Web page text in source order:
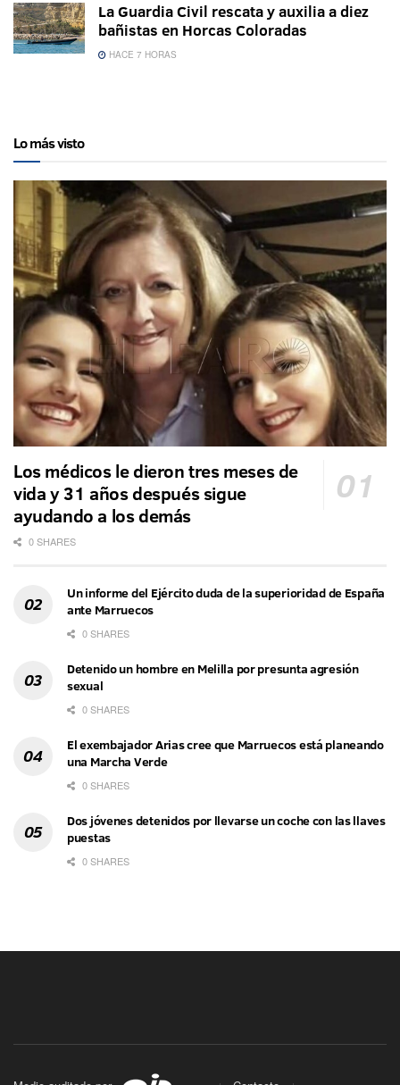
La Guardia Civil rescata y auxilia a diez
bañistas en Horcas Coloradas
HACE 7 HORAS
Lo más visto
Los médicos le dieron tres meses de
vida y 31 años después sigue
ayudando a los demás
0 SHARES
Un informe del Ejército duda de la superioridad de España
ante Marruecos
0 SHARES
Detenido un hombre en Melilla por presunta agresión
sexual
0 SHARES
El exembajador Arias cree que Marruecos está planeando
una Marcha Verde
0 SHARES
Dos jóvenes detenidos por llevarse un coche con las llaves
puestas
0 SHARES